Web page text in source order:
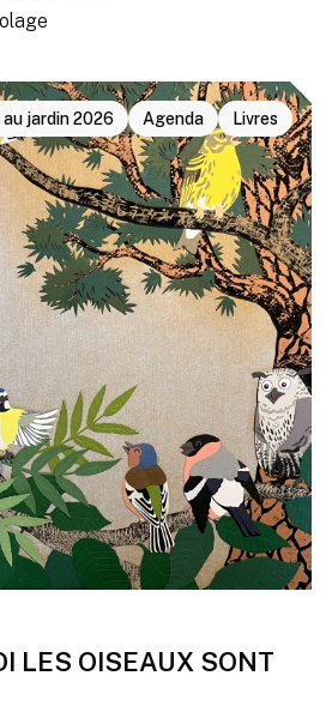
au jardin 2026 Agenda Livres
LES OISEAUX SONT